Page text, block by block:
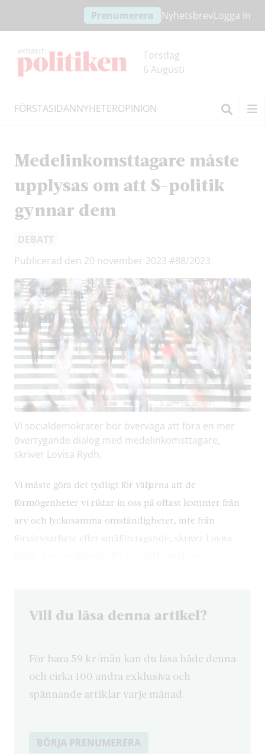
innehållet
headern
Prenumerera NyhetsbrevLogga In
Torsdag
6 Augusti
FÖRSTASIDANNYHETEROPINION
Medelinkomsttagare måste
upplysas om att S-politik
gynnar dem
DEBATT
Publicerad den 20 november 2023 #88/2023
Vi socialdemokrater bör överväga att föra en mer
övertygande dialog med medelinkomsttagare,
skriver Lovisa Rydh.
Vi måste göra det tydligt för väljarna att de
förmögenheter vi riktar in oss på oftast kommer från
arv och lyckosamma omständigheter, inte från
förvärvsarbete eller småföretagande, skriver Lovisa
Vill du läsa denna artikel?
För bara 59 kr/mån kan du läsa både denna
och cirka 100 andra exklusiva och
spännande artiklar varje månad.
BÖRJA PRENUMERERA